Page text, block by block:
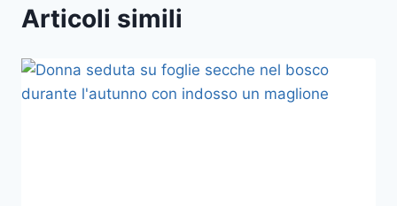
Articoli simili